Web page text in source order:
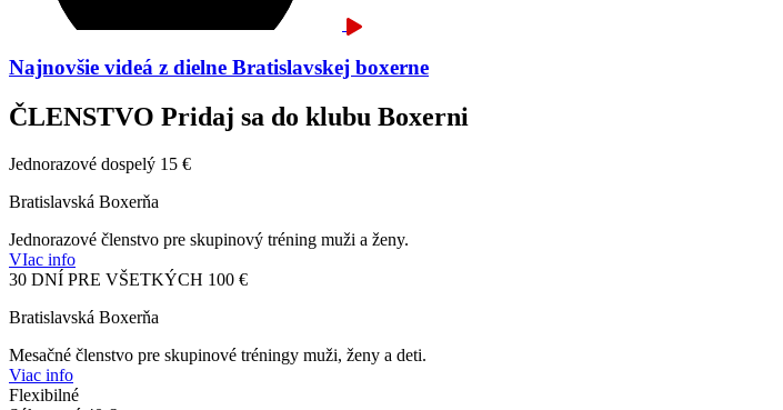
Najnovšie videá z dielne Bratislavskej boxerne
ČLENSTVO Pridaj sa do klubu Boxerni
Jednorazové dospelý 15 €
Bratislavská Boxerňa
Jednorazové členstvo pre skupinový tréning muži a ženy.
VIac info
30 DNÍ PRE VŠETKÝCH 100 €
Bratislavská Boxerňa
Mesačné členstvo pre skupinové tréningy muži, ženy a deti.
Viac info
Flexibilné